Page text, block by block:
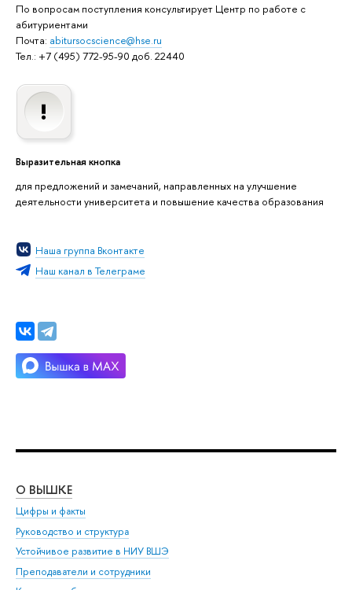
По вопросам поступления консультирует Центр по работе с
абитуриентами
Почта: abitursocscience@hse.ru
Тел.: +7 (495) 772-95-90 доб. 22440
Выразительная кнопка
для предложений и замечаний, направленных на улучшение
деятельности университета и повышение качества образования
Наша группа Вконтакте
Наш канал в Телеграме
О ВЫШКЕ
Цифры и факты
Руководство и структура
Устойчивое развитие в НИУ ВШЭ
Преподаватели и сотрудники